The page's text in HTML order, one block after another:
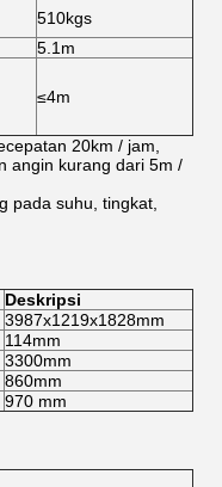
510kgs
5.1m
≤4m
20km / jam,
angin kurang dari 5m /
pada suhu, tingkat,
Deskripsi
3987x1219x1828mm
114mm
3300mm
860mm
970 mm